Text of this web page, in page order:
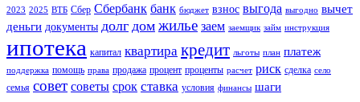
2023 2025 ВТБ Сбер Сбербанк банк бюджет взнос выгода выгодно вычет
деньги документы долг дом жилье заем заемщик займ инструкция
ипотека капитал квартира кредит льготы план платеж
поддержка помощь права продажа процент проценты расчет риск сделка село
семья совет советы срок ставка условия финансы шаги